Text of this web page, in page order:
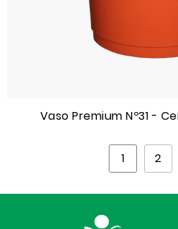
Vaso Premium Nº31 -
1 2